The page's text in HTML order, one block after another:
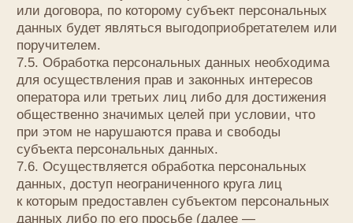
о намерении осуществлять обработку
персональных данных).
10.2. Оператор до подачи вышеуказанного
уведомления, обязан получить от органов власти
иностранного государства, иностранных
физических лиц, иностранных юридических лиц,
которым планируется трансграничная передача
персональных данных, соответствующие
сведения.
11. Конфиденциальность персональных данных
Оператор и иные лица, получившие доступ
к персональным данным, обязаны не раскрывать
третьим лицам и не распространять персональные
данные без согласия субъекта персональных
данных, если иное не предусмотрено
федеральным законом.
12. Заключительные положения
12.1. Пользователь может получить любые